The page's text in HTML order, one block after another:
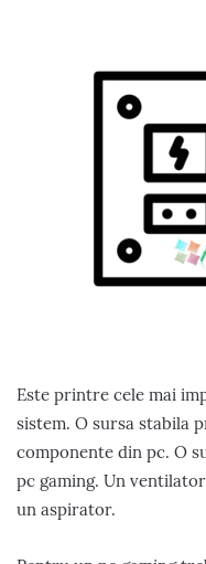
Este printre cele mai
sistem. O sursa stabila
componente din pc. O
pc gaming. Un
un aspirator.